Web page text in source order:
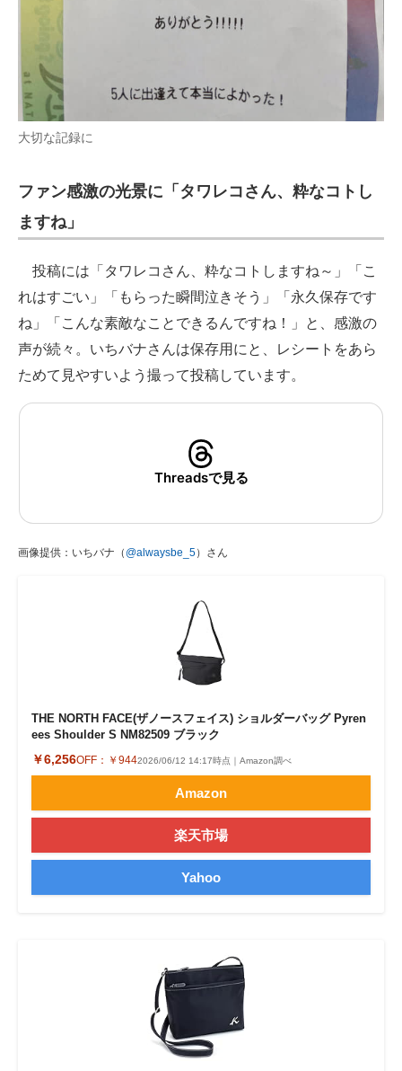
大切な記録に
ファン感激の光景に「タワレコさん、粋なコトし
ますね」
投稿には「タワレコさん、粋なコトしますね～」「こ
れはすごい」「もらった瞬間泣きそう」「永久保存です
ね」「こんな素敵なことできるんですね！」と、感激の
声が続々。いちバナさんは保存用にと、レシートをあら
ためて見やすいよう撮って投稿しています。
Threadsで見る
画像提供：いちバナ（ @alwaysbe_5）さん
THE NORTH FACE(ザノースフェイス) ショルダーバッグ Pyren
ees Shoulder S NM82509 ブラック
￥6,256OFF： ￥9442026/06/12 14:17時点｜Amazon調べ
Amazon
楽天市場
Yahoo